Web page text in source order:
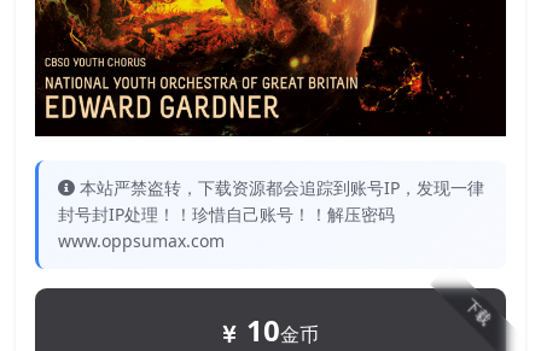
本站严禁盗转，下载资源都会追踪到账号IP，发现一律
封号封IP处理！！珍惜自己账号！！解压密码
www.oppsumax.com
下载
10金币